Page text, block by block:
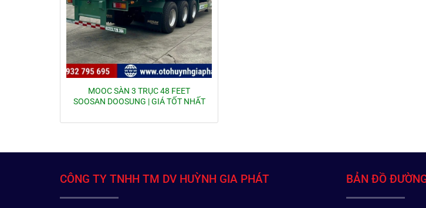
MOOC SÀN 3 TRỤC 48 FEET
SOOSAN DOOSUNG | GIÁ TỐT NHẤT
CÔNG TY TNHH TM DV HUỲNH GIA PHÁT BẢN ĐỒ